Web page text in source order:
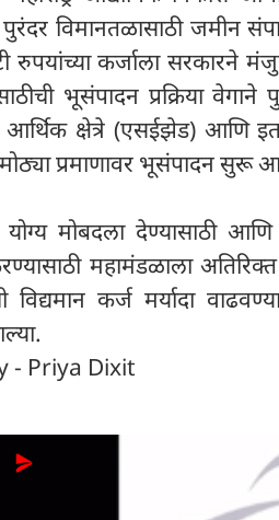
विमानतळासाठी जमीन
रुपयांच्या कर्जाला सरकारने
भूसंपादन प्रक्रिया
आर्थिक क्षेत्रे (एसईझेड) आणि
प्रमाणावर भूसंपादन सुरू
योग्य मोबदला देण्यासाठी
महामंडळाला
विद्यमान कर्ज मर्यादा
- Priya Dixit